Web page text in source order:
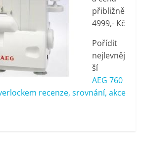
přibližně
4999,- Kč
Pořídit
nejlevněj
ší
AEG 760
recenze, srovnání, akce